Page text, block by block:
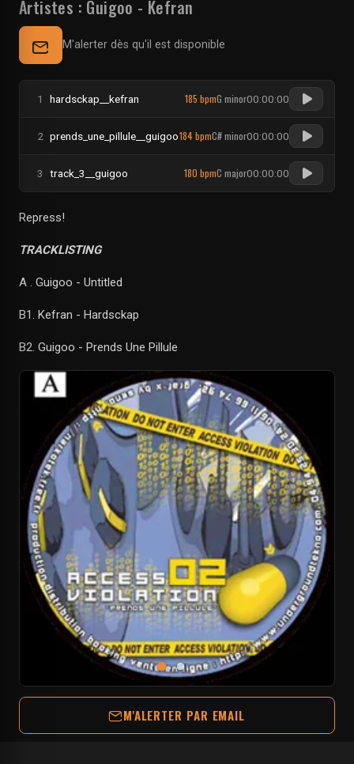
Artistes : Guigoo - Kefran
M'alerter dès qu'il est disponible
1 hardsckap__kefran 185 bpmG minor00:00:00
2 prends_une_pillule__guigoo184 bpmC# minor00:00:00
3 track_3__guigoo 180 bpmC major00:00:00
Repress!
TRACKLISTING
A . Guigoo - Untitled
B1. Kefran - Hardsckap
B2. Guigoo - Prends Une Pillule
M'ALERTER PAR EMAIL